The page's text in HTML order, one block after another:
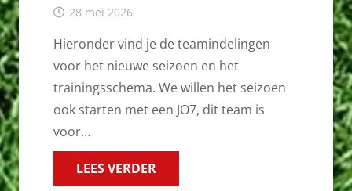
28 mei 2026
Hieronder vind je de teamindelingen
voor het nieuwe seizoen en het
trainingsschema. We willen het seizoen
ook starten met een JO7, dit team is
voor…
LEES VERDER